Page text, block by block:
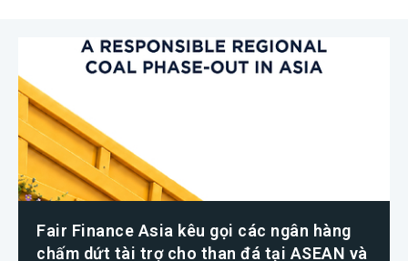
Fair Finance Asia kêu gọi các ngân hàng
chấm dứt tài trợ cho than đá tại ASEAN và